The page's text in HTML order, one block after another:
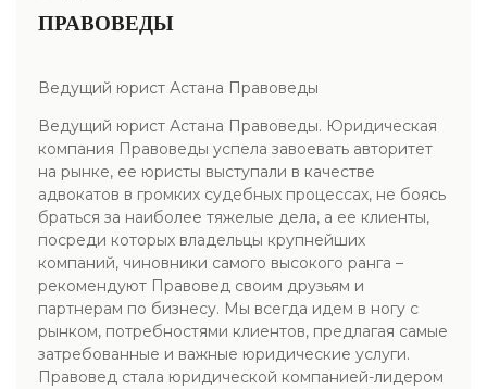
ПРАВОВЕДЫ
Ведущий юрист Астана Правоведы
Ведущий юрист Астана Правоведы. Юридическая
компания Правоведы успела завоевать авторитет
на рынке, ее юристы выступали в качестве
адвокатов в громких судебных процессах, не боясь
браться за наиболее тяжелые дела, а ее клиенты,
посреди которых владельцы крупнейших
компаний, чиновники самого высокого ранга –
рекомендуют Правовед своим друзьям и
партнерам по бизнесу. Мы всегда идем в ногу с
рынком, потребностями клиентов, предлагая самые
затребованные и важные юридические услуги.
Правовед стала юридической компанией-лидером